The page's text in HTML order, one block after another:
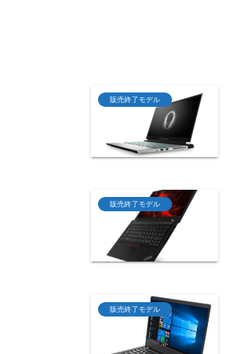
販売終了モデル
販売終了モデル
販売終了モデル